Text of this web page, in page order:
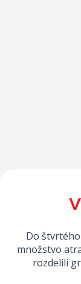
Do
množstvo
rozdelili